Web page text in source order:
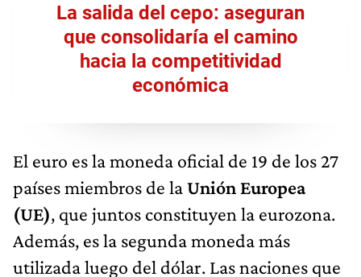
La salida del cepo: aseguran
que consolidaría el camino
hacia la competitividad
económica
El euro es la moneda oficial de 19 de los 27
países miembros de laUnión Europea
(UE), que juntos constituyen la eurozona.
Además, es la segunda moneda más
utilizada luego del dólar. Las naciones que